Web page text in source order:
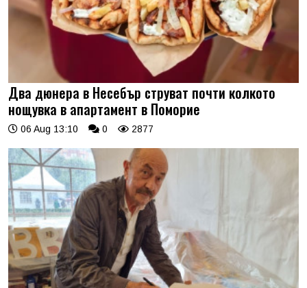
Два дюнера в Несебър струват почти колкото
нощувка в апартамент в Поморие
06 Aug 13:10 0 2877